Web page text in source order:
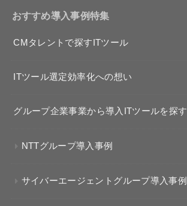
おすすめ導入事例特集
CMタレントで探すITツール
ITツール選定効率化への想い
グループ企業事業から導入ITツールを探す
NTTグループ導入事例
サイバーエージェントグループ導入事例